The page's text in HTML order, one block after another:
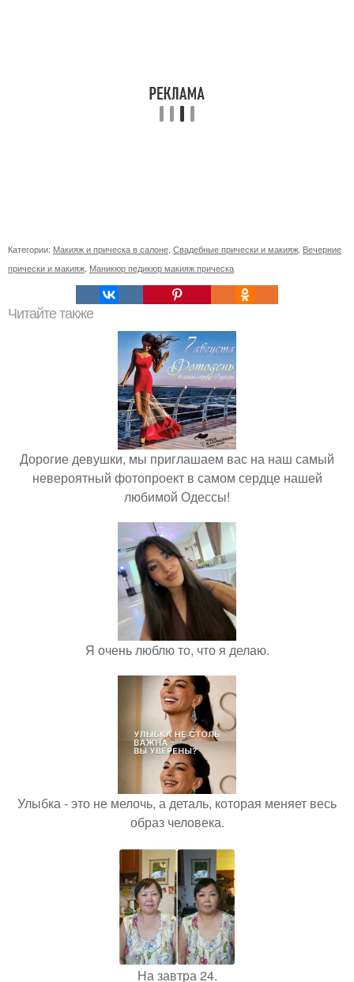
Категории: Макияж и прическа в салоне Свадебные прически и макияж Вечерние
прически и макияж Маникюр педикюр макияж прическа
Читайте также
Дорогие девушки, мы приглашаем вас на наш самый
невероятный фотопроект в самом сердце нашей
любимой Одессы!
Я очень люблю то, что я делаю.
Улыбка - это не мелочь, а деталь, которая меняет весь
образ человека.
На завтра 24.